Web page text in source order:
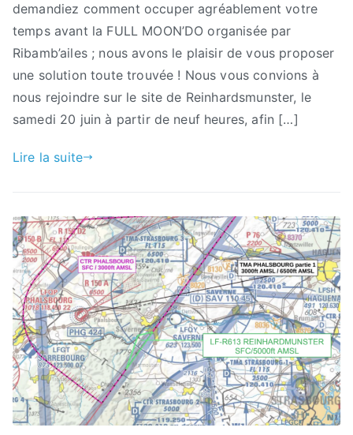
demandiez comment occuper agréablement votre
temps avant la FULL MOON’DO organisée par
Ribamb’ailes ; nous avons le plaisir de vous proposer
une solution toute trouvée ! Nous vous convions à
nous rejoindre sur le site de Reinhardsmunster, le
samedi 20 juin à partir de neuf heures, afin […]
Lire la suite